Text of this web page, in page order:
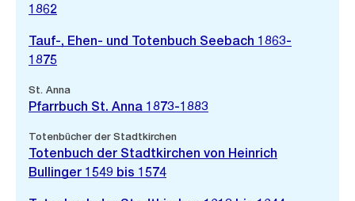
1862
Tauf-, Ehen- und Totenbuch Seebach 1863-
1875
St. Anna
Pfarrbuch St. Anna 1873-1883
Totenbücher der Stadtkirchen
Totenbuch der Stadtkirchen von Heinrich
Bullinger 1549 bis 1574